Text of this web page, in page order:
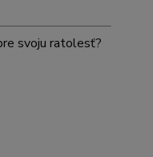
svoju ratolesť?